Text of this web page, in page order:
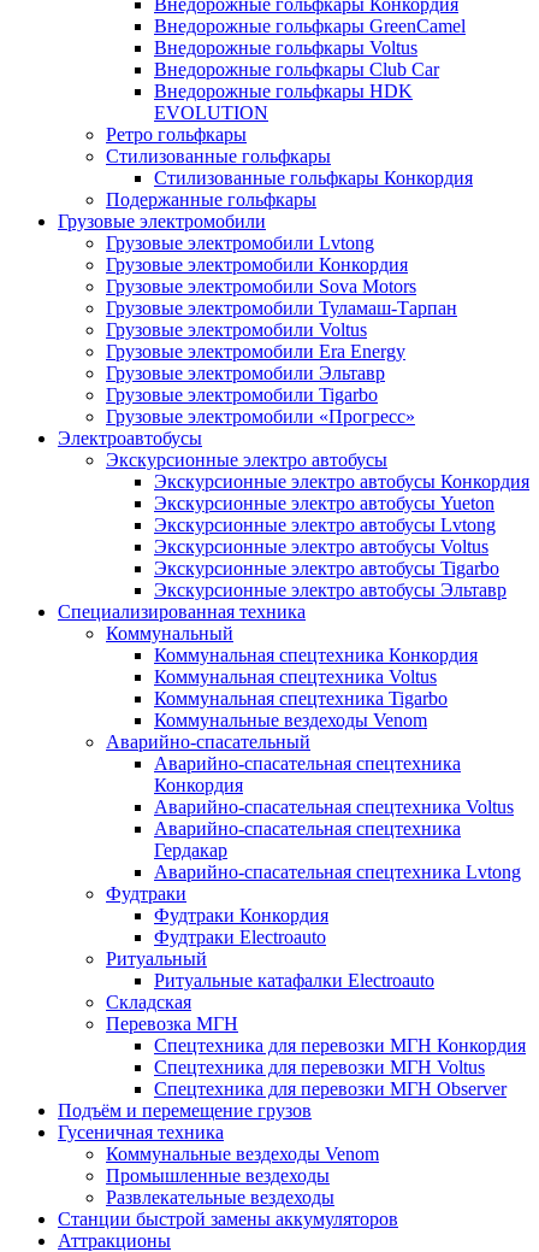
Внедорожные гольфкары Конкордия
Внедорожные гольфкары GreenCamel
Внедорожные гольфкары Voltus
Внедорожные гольфкары Club Car
Внедорожные гольфкары HDK
EVOLUTION
Ретро гольфкары
Стилизованные гольфкары
Стилизованные гольфкары Конкордия
Подержанные гольфкары
Грузовые электромобили
Грузовые электромобили Lvtong
Грузовые электромобили Конкордия
Грузовые электромобили Sova Motors
Грузовые электромобили Туламаш-Тарпан
Грузовые электромобили Voltus
Грузовые электромобили Era Energy
Грузовые электромобили Эльтавр
Грузовые электромобили Tigarbo
Грузовые электромобили «Прогресс»
Электроавтобусы
Экскурсионные электро автобусы
Экскурсионные электро автобусы Конкордия
Экскурсионные электро автобусы Yueton
Экскурсионные электро автобусы Lvtong
Экскурсионные электро автобусы Voltus
Экскурсионные электро автобусы Tigarbo
Экскурсионные электро автобусы Эльтавр
Специализированная техника
Коммунальный
Коммунальная спецтехника Конкордия
Коммунальная спецтехника Voltus
Коммунальная спецтехника Tigarbo
Коммунальные вездеходы Venom
Аварийно-спасательный
Аварийно-спасательная спецтехника
Конкордия
Аварийно-спасательная спецтехника Voltus
Аварийно-спасательная спецтехника
Гердакар
Аварийно-спасательная спецтехника Lvtong
Фудтраки
Фудтраки Конкордия
Фудтраки Electroauto
Ритуальный
Ритуальные катафалки Electroauto
Складская
Перевозка МГН
Спецтехника для перевозки МГН Конкордия
Спецтехника для перевозки МГН Voltus
Спецтехника для перевозки МГН Observer
Подъём и перемещение грузов
Гусеничная техника
Коммунальные вездеходы Venom
Промышленные вездеходы
Развлекательные вездеходы
Станции быстрой замены аккумуляторов
Аттракционы